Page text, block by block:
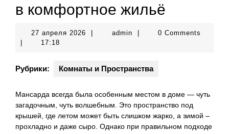
в комфортное жильё
27 апреля 2026 27
adminadmin
0 Comments
17:18
Рубрики: Комнаты и Пространства
Мансарда всегда была особенным местом в доме — чуть
загадочным, чуть волшебным. Это пространство под
крышей, где летом может быть слишком жарко, а зимой –
прохладно и даже сыро. Однако при правильном подходе